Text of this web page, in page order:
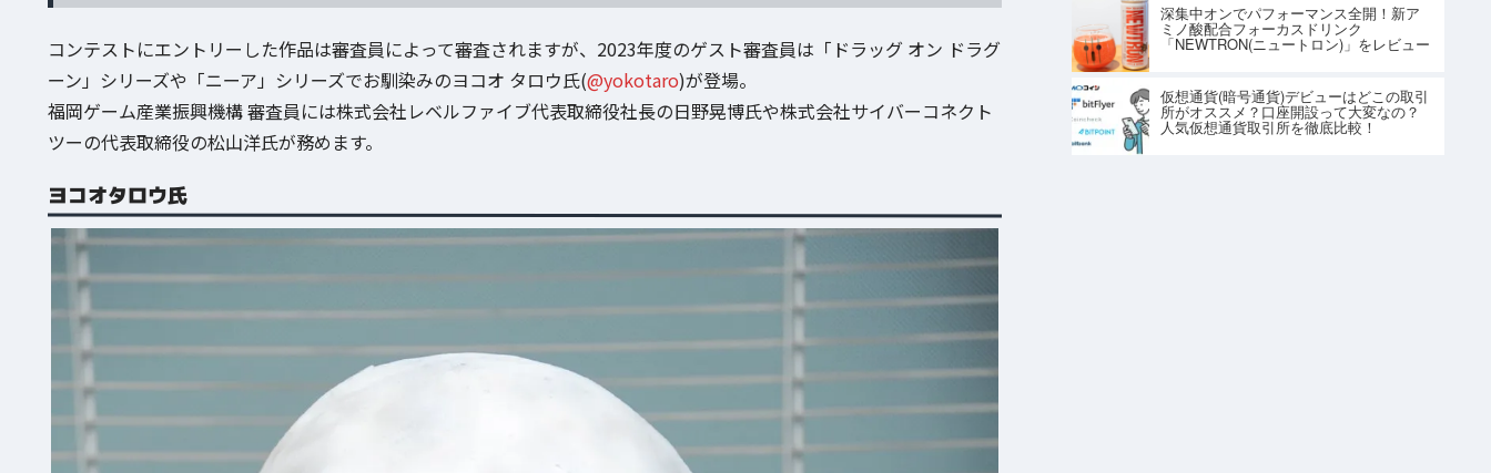
コンテストにエントリーした作品は審査員によって審査されますが、2023年度のゲスト審査員は「ドラッグ オン ドラグ
ーン」シリーズや「ニーア」シリーズでお馴染みのヨコオ タロウ氏(@yokotaro)が登場。
福岡ゲーム産業振興機構 審査員には株式会社レベルファイブ代表取締役社長の日野晃博氏や株式会社サイバーコネクト
ツーの代表取締役の松山洋氏が務めます。
ヨコオタロウ氏
深集中オンでパフォーマンス全開！新ア
ミノ酸配合フォーカスドリンク
「NEWTRON(ニュートロン)」をレビュー
仮想通貨(暗号通貨)デビューはどこの取引
所がオススメ？口座開設って大変なの？
人気仮想通貨取引所を徹底比較！